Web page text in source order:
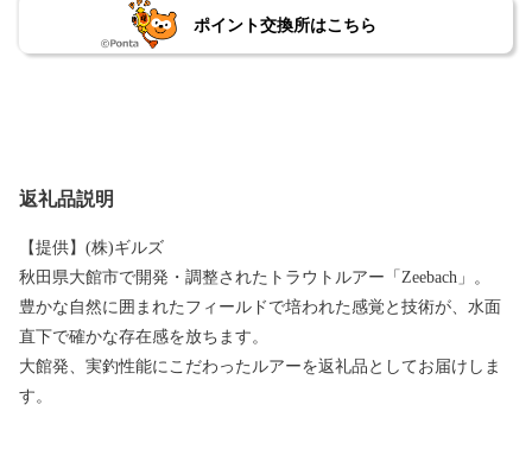
ポイント交換所はこちら
返礼品説明
【提供】(株)ギルズ
秋田県大館市で開発・調整されたトラウトルアー「Zeebach」。
豊かな自然に囲まれたフィールドで培われた感覚と技術が、水面
直下で確かな存在感を放ちます。
大館発、実釣性能にこだわったルアーを返礼品としてお届けしま
す。